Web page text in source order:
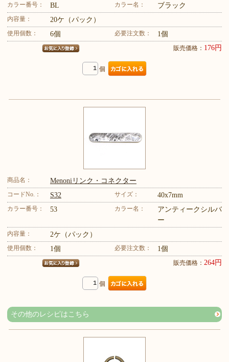
カラー番号： BL カラー名： ブラック
内容量： 20ケ（パック）
使用個数： 6個 必要注文数： 1個
販売価格： 176円
個
商品名： Menoniリンク・コネクター
コードNo.： S32 サイズ： 40x7mm
カラー番号： 53 カラー名：
アンティークシルバ
ー
内容量： 2ケ（パック）
使用個数： 1個 必要注文数： 1個
販売価格： 264円
個
その他のレシピはこちら